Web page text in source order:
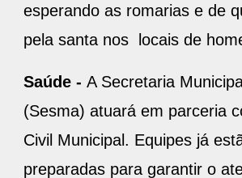
esperando as romarias e de
pela santa nos locais de
Saúde - A Secretaria
(Sesma) atuará em parceria
Civil Municipal. Equipes já
preparadas para garantir o